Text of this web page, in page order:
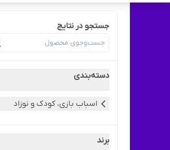
جستجو در نتایج
دسته‌بندی
اسباب بازی، کودک و نوزاد
برند